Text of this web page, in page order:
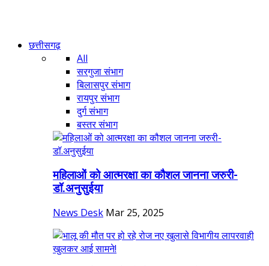
छत्तीसगढ़
All
सरगुजा संभाग
बिलासपुर संभाग
रायपुर संभाग
दुर्ग संभाग
बस्तर संभाग
महिलाओं को आत्मरक्षा का कौशल जानना जरुरी-
डॉ.अनुसुईया
News Desk Mar 25, 2025